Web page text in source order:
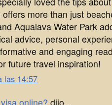
offers more than just
Aqualava Water Park
advice, personal
and engaging
future travel inspiration!
las 14:57
online? dijo...